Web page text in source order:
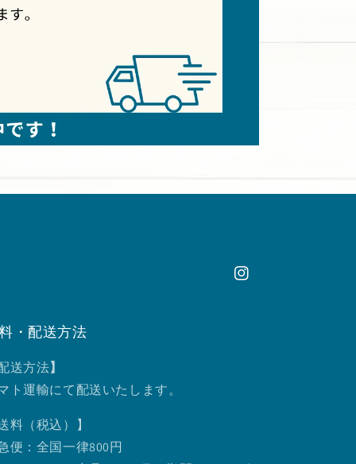
Instagram
・配送方法
送方法】
ト運輸にて配送いたします。
料（税込）】
便：全国一律800円